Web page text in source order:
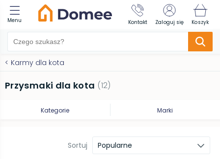
Menu Kontakt Zaloguj się Koszyk
< Karmy dla kota
Przysmaki dla kota (12)
Kategorie Marki
Sortuj Popularne